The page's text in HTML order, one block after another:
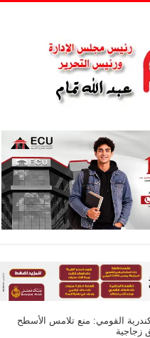
القومي: منع تلامس الأسطح
زجاجية